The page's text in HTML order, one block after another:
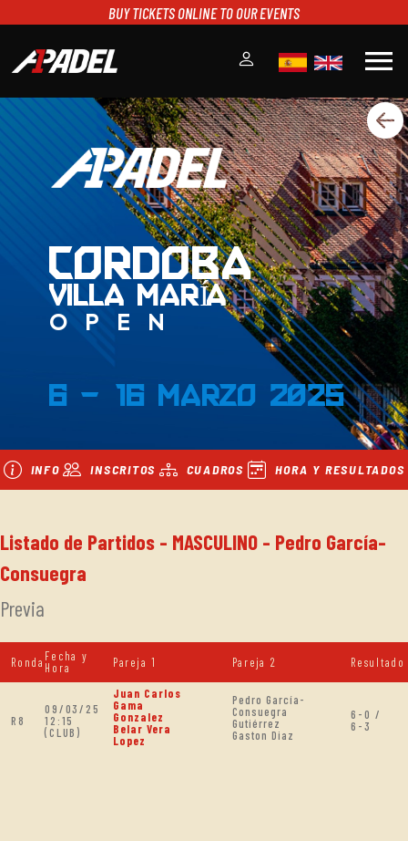
BUY TICKETS ONLINE TO OUR EVENTS
menu
A1PADEL
RANKING
CALENDARIO
TORNEOS
NOTICIAS
MULTIMEDIA
SCOREBOARD
STREAMING
CORDOBA
VILLA MARÍA
OPEN
6 - 16 Marzo 2025
INFO INSCRITOS CUADROS HORA Y RESULTADOS
Listado de Partidos - MASCULINO - Pedro García-
Consuegra
Previa
Ronda Fecha y
Hora
Pareja 1 Pareja 2 Resultado
R8
09/03/25
12:15
(CLUB)
Juan Carlos
Gama
Gonzalez
Belar Vera
Lopez
Pedro García-
Consuegra
Gutiérrez
Gaston Diaz
6-0 /
6-3